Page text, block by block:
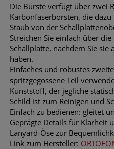
Die Bürste verfügt über zwei
Karbonfaserborsten, die
Staub von der
Streichen Sie einfach über
Schallplatte, nachdem Sie
haben.
Einfaches und robustes
spritzgegossene Teil
Kunststoff, der jegliche
Schild ist zum Reinigen und
Einfach zu bedienen: gleitet
Geprägte Details für Klarheit
Lanyard-Öse zur
Link zum Hersteller: